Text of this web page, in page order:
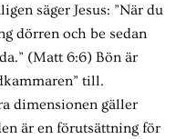
säger Jesus: ”När du
dörren och be sedan
(Matt 6:6) Bön är
till.
dimensionen gäller
är en förutsättning för